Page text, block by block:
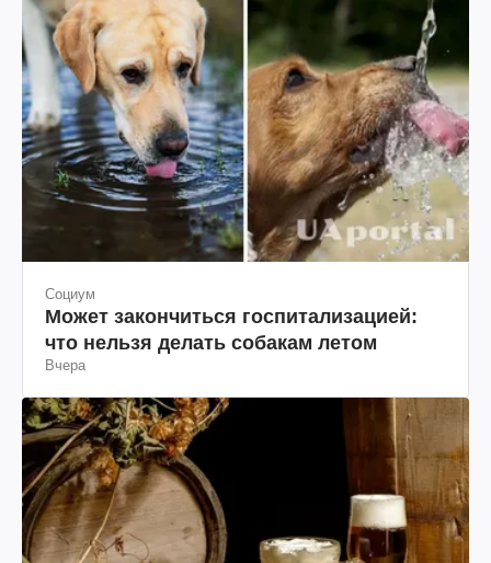
Социум
Может закончиться госпитализацией:
что нельзя делать собакам летом
Вчера